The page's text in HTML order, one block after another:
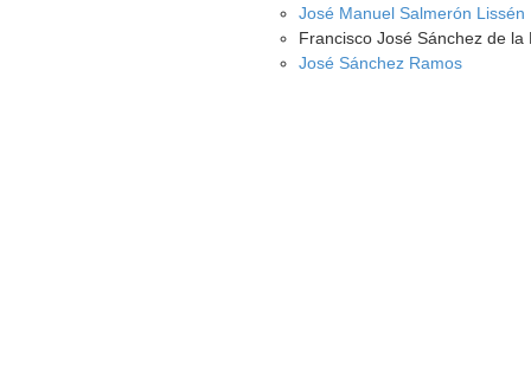
José Manuel Salmerón Lissén
Francisco José Sánchez de la
José Sánchez Ramos